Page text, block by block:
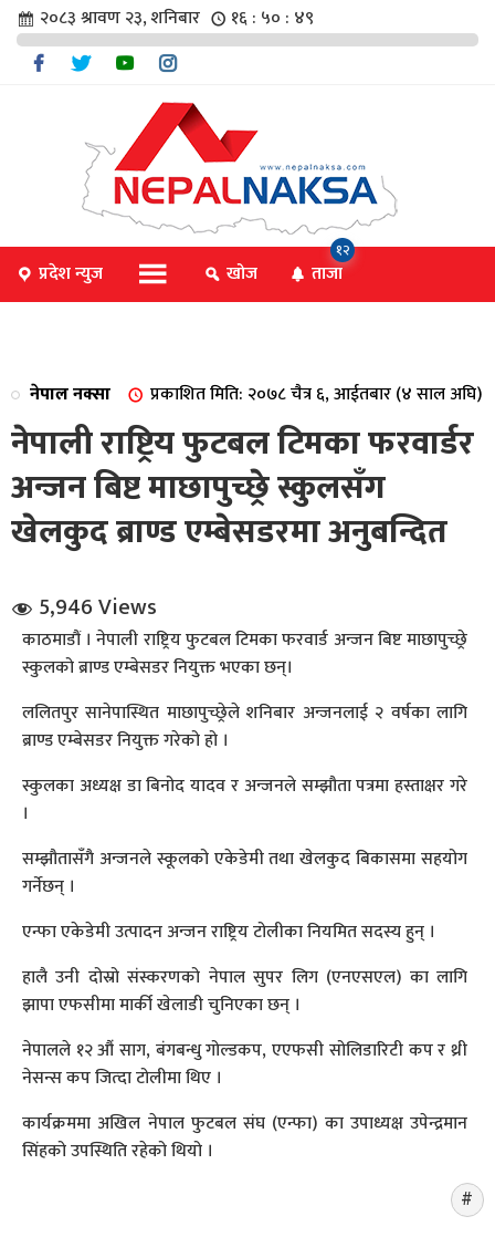
संवाद
२०८३ श्रावण २३, शनिबार १६ : ५० : ४९
प्रदेश न्युज खोज ताजा
१२
नेपाल नक्सा प्रकाशित मिति: २०७८ चैत्र ६, आईतबार (४ साल अघि)
नेपाली राष्ट्रिय फुटबल टिमका फरवार्डर
अन्जन बिष्ट माछापुच्छ्रे स्कुलसँग
खेलकुद ब्राण्ड एम्बेसडरमा अनुबन्दित
5,946 Views
काठमाडौं । नेपाली राष्ट्रिय फुटबल टिमका फरवार्ड अन्जन बिष्ट माछापुच्छ्रे
स्कुलको ब्राण्ड एम्बेसडर नियुक्त भएका छन्।
ललितपुर सानेपास्थित माछापुच्छ्रेले शनिबार अन्जनलाई २ वर्षका लागि
ब्राण्ड एम्बेसडर नियुक्त गरेको हो ।
स्कुलका अध्यक्ष डा बिनोद यादव र अन्जनले सम्झौता पत्रमा हस्ताक्षर गरे
।
सम्झौतासँगै अन्जनले स्कूलको एकेडेमी तथा खेलकुद बिकासमा सहयोग
गर्नेछन् ।
एन्फा एकेडेमी उत्पादन अन्जन राष्ट्रिय टोलीका नियमित सदस्य हुन् ।
हालै उनी दोस्रो संस्करणको नेपाल सुपर लिग (एनएसएल) का लागि
झापा एफसीमा मार्की खेलाडी चुनिएका छन् ।
नेपालले १२ औं साग, बंगबन्धु गोल्डकप, एएफसी सोलिडारिटी कप र थ्री
नेसन्स कप जित्दा टोलीमा थिए ।
कार्यक्रममा अखिल नेपाल फुटबल संघ (एन्फा) का उपाध्यक्ष उपेन्द्रमान
सिंहको उपस्थिति रहेको थियो ।